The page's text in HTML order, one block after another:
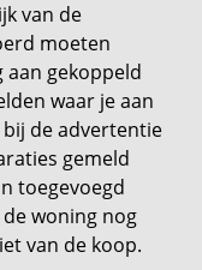
van de
moeten
aan gekoppeld
waar je aan
bij de advertentie
gemeld
toegevoegd
woning nog
van de koop.